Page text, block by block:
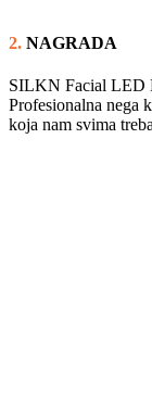
2. NAGRADA
SILKN Facial LED
Profesionalna nega
koja nam svima